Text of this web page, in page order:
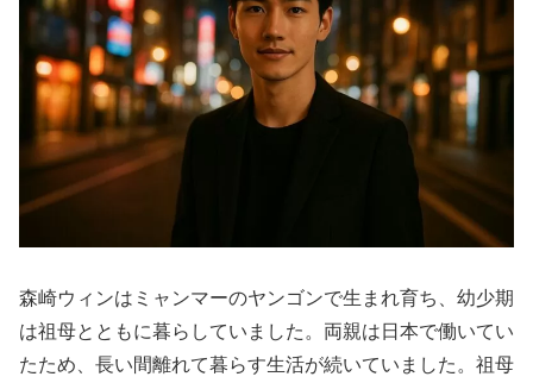
森崎ウィンはミャンマーのヤンゴンで生まれ育ち、幼少期
は祖母とともに暮らしていました。両親は日本で働いてい
たため、長い間離れて暮らす生活が続いていました。祖母